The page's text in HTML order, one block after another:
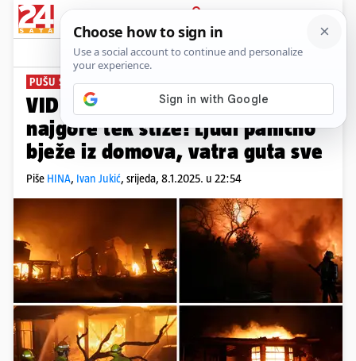
PRIJAVA
News Komentari
PUŠU SNAŽNI VJETROVI
VIDEO Požar se širi LA-om,
najgore tek stiže! Ljudi panično
bježe iz domova, vatra guta sve
Piše HINA, Ivan Jukić, srijeda, 8.1.2025. u 22:54